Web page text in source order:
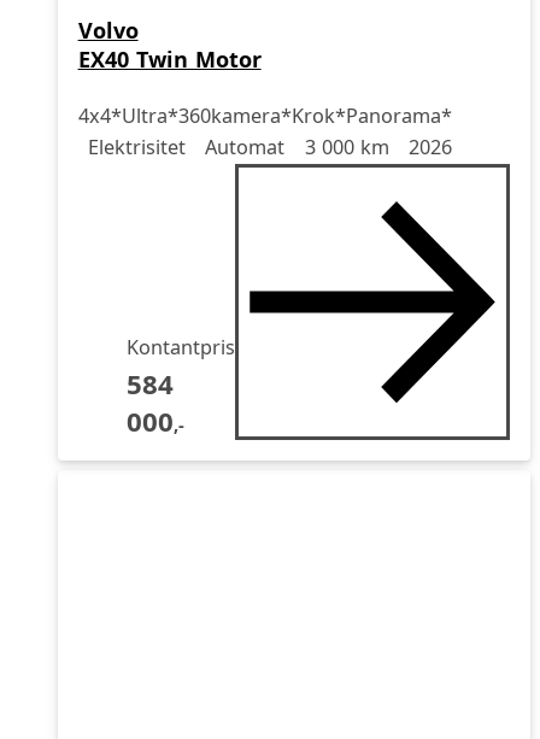
Volvo
EX40 Twin Motor
4x4*Ultra*360kamera*Krok*Panorama*
Drivstoff
Elektrisitet
Girkasse Automat
Kjørelengde 3 000 km
årsmodell 2026
Kontantpris
584
000,-